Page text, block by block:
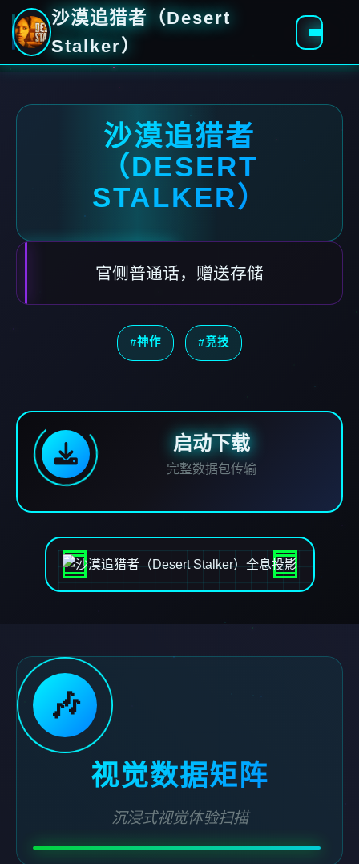
沙漠追猎者（Desert
Stalker）
沙漠追猎者
（DESERT
STALKER）
官侧普通话，赠送存储
#神作 #竞技
启动下载
完整数据包传输
🎶
视觉数据矩阵
沉浸式视觉体验扫描